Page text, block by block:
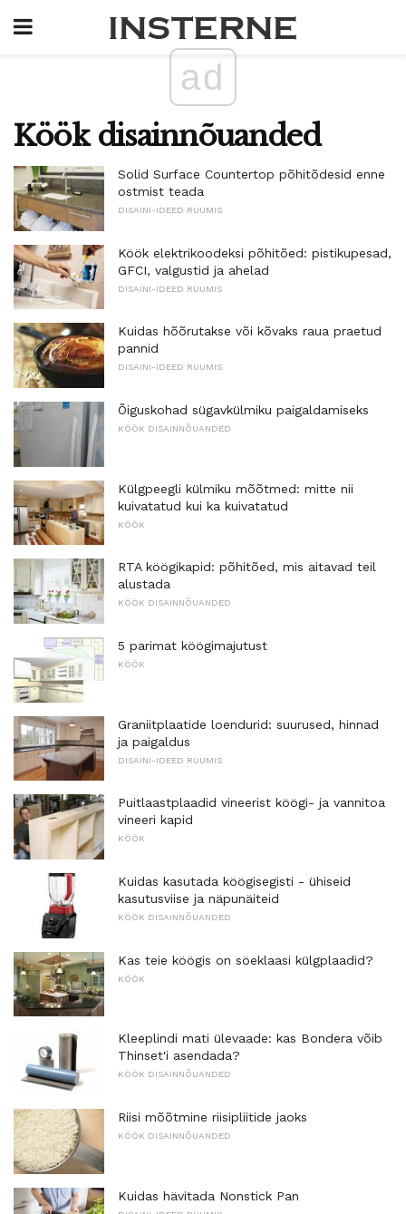
ad
Köök disainnõuanded
Solid Surface Countertop põhitõdesid enne
ostmist teada
DISAINI-IDEED RUUMIS
Köök elektrikoodeksi põhitõed: pistikupesad,
GFCI, valgustid ja ahelad
DISAINI-IDEED RUUMIS
Kuidas hõõrutakse või kõvaks raua praetud
pannid
DISAINI-IDEED RUUMIS
Õiguskohad sügavkülmiku paigaldamiseks
KÖÖK DISAINNÕUANDED
Külgpeegli külmiku mõõtmed: mitte nii
kuivatatud kui ka kuivatatud
KÖÖK
RTA köögikapid: põhitõed, mis aitavad teil
alustada
KÖÖK DISAINNÕUANDED
5 parimat köögimajutust
KÖÖK
Graniitplaatide loendurid: suurused, hinnad
ja paigaldus
DISAINI-IDEED RUUMIS
Puitlaastplaadid vineerist köögi- ja vannitoa
vineeri kapid
KÖÖK
Kuidas kasutada köögisegisti - ühiseid
kasutusviise ja näpunäiteid
KÖÖK DISAINNÕUANDED
Kas teie köögis on söeklaasi külgplaadid?
KÖÖK
Kleeplindi mati ülevaade: kas Bondera võib
Thinset'i asendada?
KÖÖK DISAINNÕUANDED
Riisi mõõtmine riisipliitide jaoks
KÖÖK DISAINNÕUANDED
Kuidas hävitada Nonstick Pan